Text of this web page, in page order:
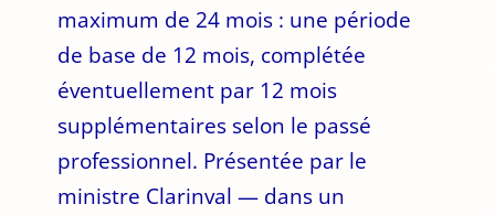
maximum de 24 mois : une période
de base de 12 mois, complétée
éventuellement par 12 mois
supplémentaires selon le passé
professionnel. Présentée par le
ministre Clarinval — dans un